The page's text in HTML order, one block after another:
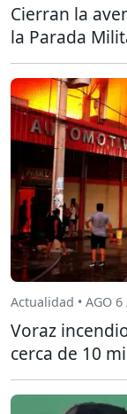
Cierran la
la Parada
Actualidad • AGO 6
Voraz
cerca de 10